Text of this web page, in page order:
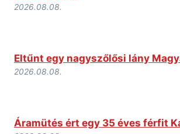
2026.08.08.
Eltűnt egy nagyszőlősi lány
2026.08.08.
Áramütés ért egy 35 éves férfit